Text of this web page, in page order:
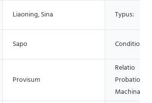
Liaoning, Sina Typus:
Sapo Conditio:
Provisum
Relatio
Probationis